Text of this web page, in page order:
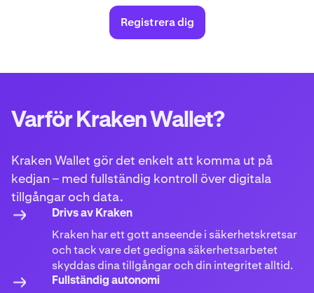
Registrera dig
Varför Kraken Wallet?
Kraken Wallet gör det enkelt att komma ut på
kedjan – med fullständig kontroll över digitala
tillgångar och data.
Drivs av Kraken
Kraken har ett gott anseende i säkerhetskretsar
och tack vare det gedigna säkerhetsarbetet
skyddas dina tillgångar och din integritet alltid.
Fullständig autonomi